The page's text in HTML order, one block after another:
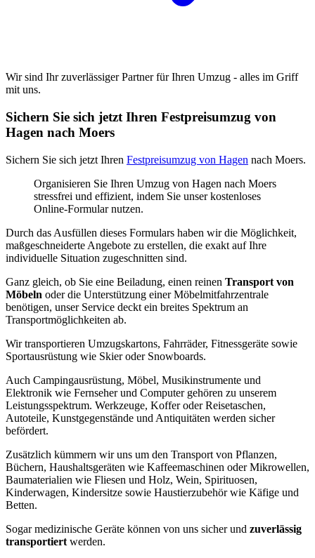
Wir sind Ihr zuverlässiger Partner für Ihren Umzug - alles im Griff
mit uns.
Sichern Sie sich jetzt Ihren Festpreisumzug von
Hagen nach Moers
Sichern Sie sich jetzt Ihren Festpreisumzug von Hagen nach Moers.
Organisieren Sie Ihren Umzug von Hagen nach Moers
stressfrei und effizient, indem Sie unser kostenloses
Online-Formular nutzen.
Durch das Ausfüllen dieses Formulars haben wir die Möglichkeit,
maßgeschneiderte Angebote zu erstellen, die exakt auf Ihre
individuelle Situation zugeschnitten sind.
Ganz gleich, ob Sie eine Beiladung, einen reinen Transport von
Möbeln oder die Unterstützung einer Möbelmitfahrzentrale
benötigen, unser Service deckt ein breites Spektrum an
Transportmöglichkeiten ab.
Wir transportieren Umzugskartons, Fahrräder, Fitnessgeräte sowie
Sportausrüstung wie Skier oder Snowboards.
Auch Campingausrüstung, Möbel, Musikinstrumente und
Elektronik wie Fernseher und Computer gehören zu unserem
Leistungsspektrum. Werkzeuge, Koffer oder Reisetaschen,
Autoteile, Kunstgegenstände und Antiquitäten werden sicher
befördert.
Zusätzlich kümmern wir uns um den Transport von Pflanzen,
Büchern, Haushaltsgeräten wie Kaffeemaschinen oder Mikrowellen,
Baumaterialien wie Fliesen und Holz, Wein, Spirituosen,
Kinderwagen, Kindersitze sowie Haustierzubehör wie Käfige und
Betten.
Sogar medizinische Geräte können von uns sicher und zuverlässig
transportiert werden.